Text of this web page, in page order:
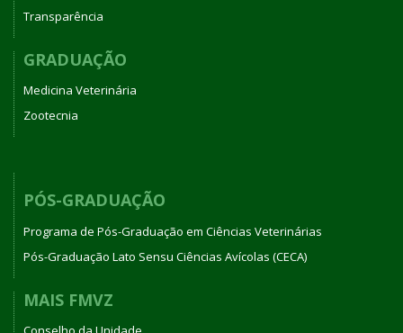
Transparência
GRADUAÇÃO
Medicina Veterinária
Zootecnia
PÓS-GRADUAÇÃO
Programa de Pós-Graduação em Ciências Veterinárias
Pós-Graduação Lato Sensu Ciências Avícolas (CECA)
MAIS FMVZ